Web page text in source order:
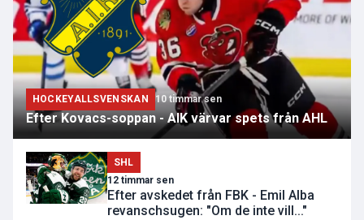
HOCKEYALLSVENSKAN 10 timmar sen
Efter Kovacs-soppan - AIK värvar spets från AHL
SHL
12 timmar sen
Efter avskedet från FBK - Emil Alba
revanschsugen: "Om de inte vill..."